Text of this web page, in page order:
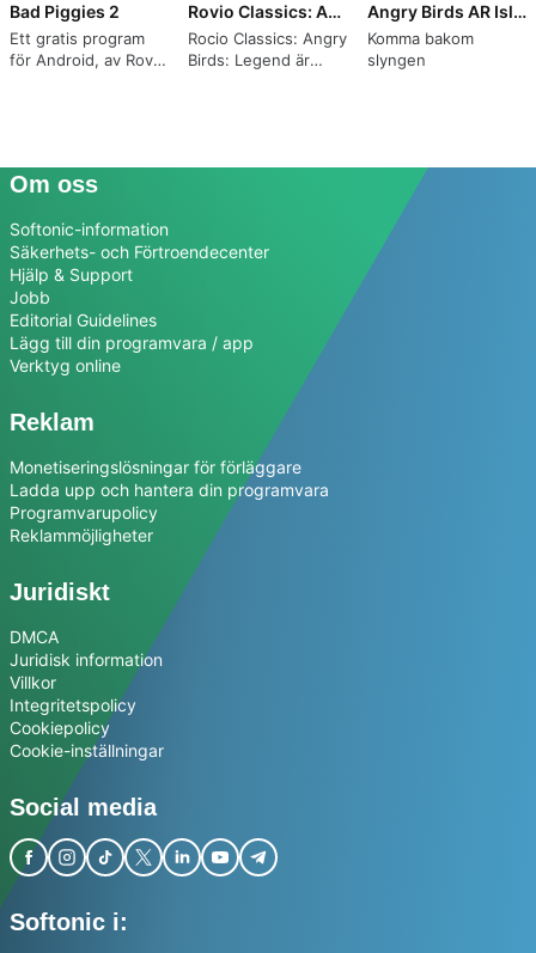
Bad Piggies 2
Ett gratis program
för Android, av Rovio
Rovio Classics: Angry Birds
Rocio Classics: Angry
Birds: Legend är
Angry Birds AR Isle of Pigs
Komma bakom
slyngen
Om oss
Softonic-information
Säkerhets- och Förtroendecenter
Hjälp & Support
Jobb
Editorial Guidelines
Lägg till din programvara / app
Verktyg online
Reklam
Monetiseringslösningar för förläggare
Ladda upp och hantera din programvara
Programvarupolicy
Reklammöjligheter
Juridiskt
DMCA
Juridisk information
Villkor
Integritetspolicy
Cookiepolicy
Cookie-inställningar
Social media
Softonic i: